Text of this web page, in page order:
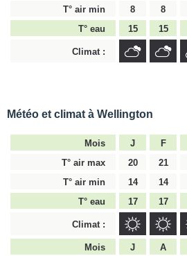
T° air min
8 8
T° eau
15 15
Climat :
Météo et climat à Wellington
Mois J F
T° air max
20 21
T° air min
14 14
T° eau
17 17
Climat :
Mois J A